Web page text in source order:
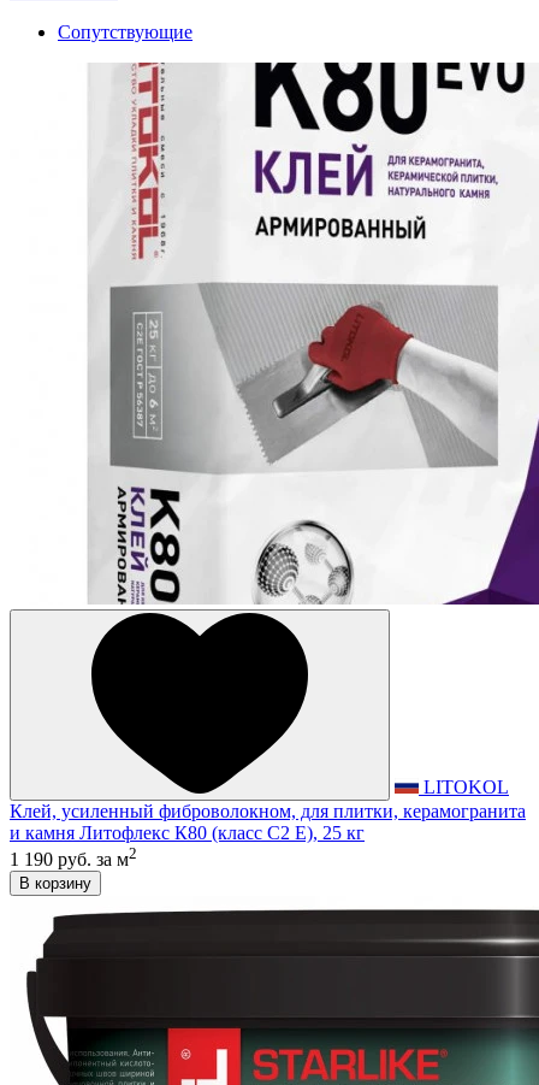
Сопутствующие
LITOKOL
Клей, усиленный фиброволокном, для плитки, керамогранита
и камня Литофлекс К80 (класс С2 E), 25 кг
1 190 руб. за м2
В корзину